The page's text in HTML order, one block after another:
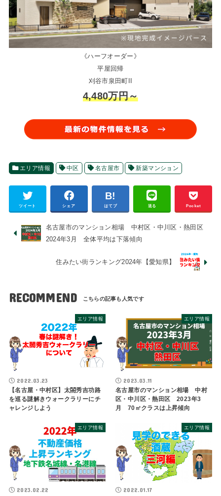
《ハーフオーダー》
平屋回帰
刈谷市泉田町II
4,480万円～
エリア情報 中区 名古屋市 新築マンション
ツイート シェア はてブ 送る Pocket
名古屋市のマンション相場 中村区・中川区・熱田区
2024年3月 全体平均は下落傾向
住みたい街ランキング2024年【愛知県】
RECOMMEND
エリア情報
2022.03.23
【名古屋・中村区】太閤秀吉功路
を巡る謎解きウォークラリーにチ
ャレンジしよう
エリア情報
2023.03.11
名古屋市のマンション相場 中村
区・中川区・熱田区 2023年3
月 70㎡クラスは上昇傾向
エリア情報
2023.02.22
エリア情報
2022.01.17